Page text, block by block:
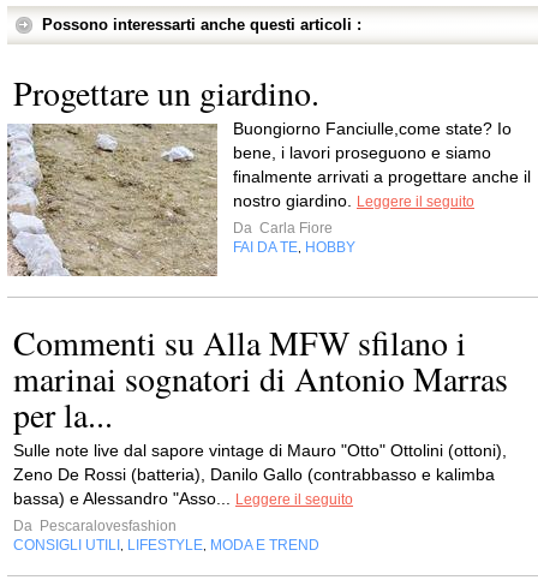
Possono interessarti anche questi articoli :
Progettare un giardino.
Buongiorno Fanciulle,come state? Io
bene, i lavori proseguono e siamo
finalmente arrivati a progettare anche il
nostro giardino.
Leggere il seguito
Da Carla Fiore
FAI DA TE HOBBY
Commenti su Alla MFW sfilano i
marinai sognatori di Antonio Marras
per la...
Sulle note live dal sapore vintage di Mauro "Otto" Ottolini (ottoni),
Zeno De Rossi (batteria), Danilo Gallo (contrabbasso e kalimba
bassa) e Alessandro "Asso...
Leggere il seguito
Da Pescaralovesfashion
CONSIGLI UTILI
LIFESTYLE MODA E TREND